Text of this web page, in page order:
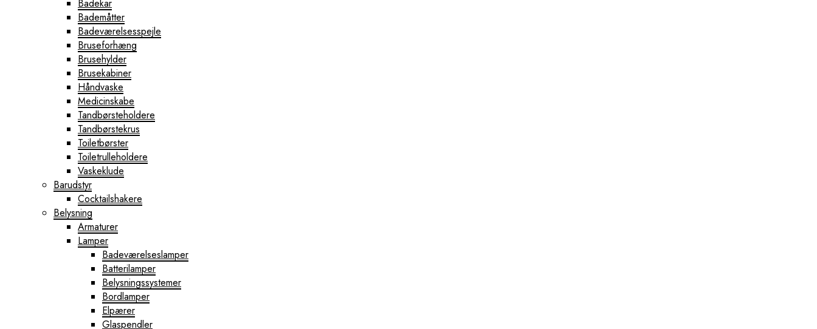
Badekar
Bademåtter
Badeværelsesspejle
Bruseforhæng
Brusehylder
Brusekabiner
Håndvaske
Medicinskabe
Tandbørsteholdere
Tandbørstekrus
Toiletbørster
Toiletrulleholdere
Vaskeklude
Barudstyr
Cocktailshakere
Belysning
Armaturer
Lamper
Badeværelseslamper
Batterilamper
Belysningssystemer
Bordlamper
Elpærer
Glaspendler